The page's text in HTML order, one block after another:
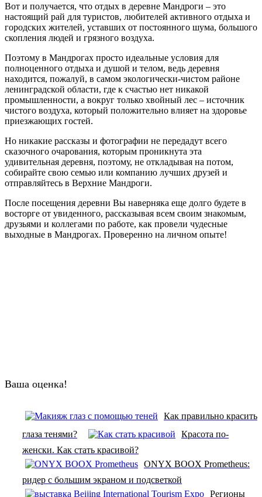
Вот и получается, что отдых в деревне Мандроги – это
настоящий рай для туристов, любителей активного отдыха и
городских жителей, уставших от постоянного шума, большого
скопления людей и грязного воздуха.
Поэтому в Мандрогах просто идеальные условия для
полноценного отдыха и душой и телом, ведь деревня
находится, пожалуй, в самом экологически-чистом районе
ленинградской области, где к счастью нет никакой
промышленности, а вокруг только хвойный лес – источник
чистого воздуха, который положительно влияет на здоровье
приезжающих гостей.
Но никакие рассказы и фотографии не передадут всего
сказочного очарования, которым проникнута эта
удивительная деревня, поэтому, не откладывая на потом,
собирайте свою семью или компанию лучших друзей и
отправляйтесь в Верхние Мандроги.
После посещения деревни Вы наверняка еще долго будете в
восторге от увиденного, рассказывая всем своим знакомым,
друзьями и коллегами по работе, как провели чудесные
выходные в Мандрогах. Проверенно на личном опыте!
Ваша оценка!
Как правильно красить
глаза тенями?
Красота по-
женски. Как стать красивой?
ONYX BOOX Prometheus:
ридер с большим экраном и подсветкой
Регионы